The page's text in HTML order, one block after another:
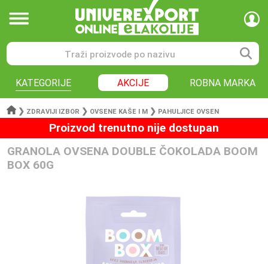
KATEGORIJE AKCIJE ROBNA MARKA
❯ ZDRAVIJI IZBOR ❯ OVSENE KAŠE I M ❯ PAHULJICE OVSEN
Proizvod trenutno nije dostupan
GRANOLA OVSENA DOUBLE ČOKOLADA BOOM
BOX 60G